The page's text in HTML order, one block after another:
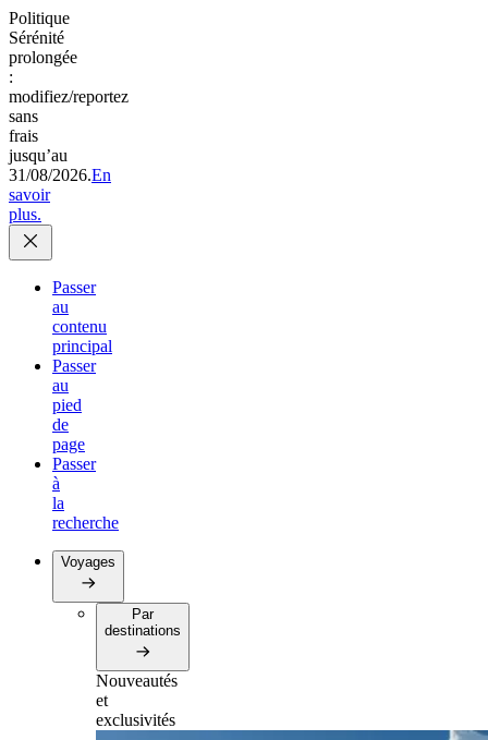
Politique
Sérénité
prolongée
:
modifiez/reportez
sans
frais
jusqu’au
31/08/2026.En
savoir
plus.
Passer
au
contenu
principal
Passer
au
pied
de
page
Passer
à
la
recherche
Voyages
Par
destinations
Nouveautés
et
exclusivités